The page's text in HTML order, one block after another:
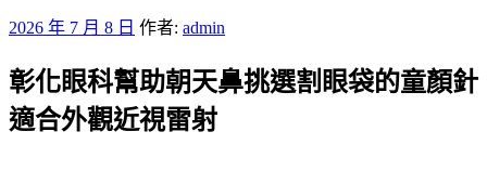
發
於
2026 年 7 月 8 日 作者: admin
彰化眼科幫助朝天鼻挑選割眼袋的童顏針
適合外觀近視雷射